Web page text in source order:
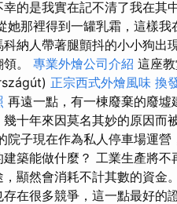
的是我實在記不清了我在其
她那裡得到一罐乳霜，這樣
納人帶著腿顫抖的小小狗出
。 專業外燴公司介紹 這座
正宗西式外燴風味 換
再遠一點，有一棟廢棄的廢墟
十年來因莫名其妙的原因而
院子現在作為私人停車場運
築能做什麼？ 工業生產將
顯然會消耗不計其數的資金
在很多競爭，這一點最好的